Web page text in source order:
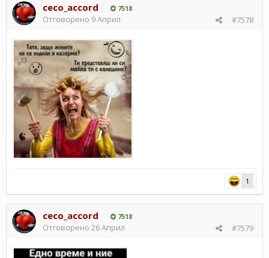
ceco_accord 7518
#7578
Отговорено 9 Април
1
ceco_accord 7518
#7579
Отговорено 26 Април